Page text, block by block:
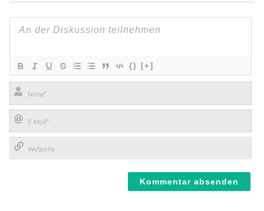
{} [+]
Name*
E-
Mail*